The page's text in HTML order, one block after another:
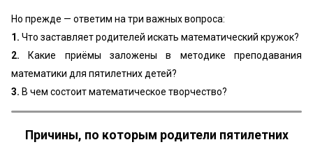
Но прежде — ответим на три важных вопроса:
1. Что заставляет родителей искать математический кружок?
2. Какие приёмы заложены в методике преподавания
математики для пятилетних детей?
3. В чем состоит математическое творчество?
Причины, по которым родители пятилетних